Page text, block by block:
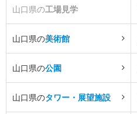
山口県の工場見学
山口県の美術館
山口県の公園
山口県のタワー・展望施設